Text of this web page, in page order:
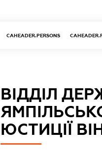
CAHEADER.PERSONS
ВІДДІЛ
ЮСТИЦІЇ